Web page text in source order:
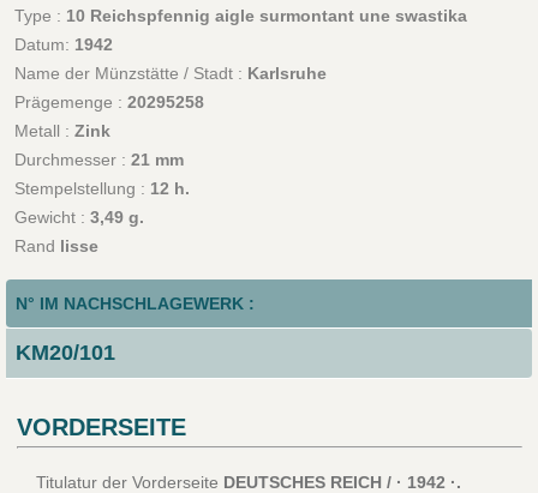
Type : 10 Reichspfennig aigle surmontant une swastika
Datum: 1942
Name der Münzstätte / Stadt : Karlsruhe
Prägemenge : 20295258
Metall : Zink
Durchmesser : 21 mm
Stempelstellung : 12 h.
Gewicht : 3,49 g.
Rand lisse
N° IM NACHSCHLAGEWERK :
KM20/101
VORDERSEITE
Titulatur der Vorderseite DEUTSCHES REICH / · 1942 ·.